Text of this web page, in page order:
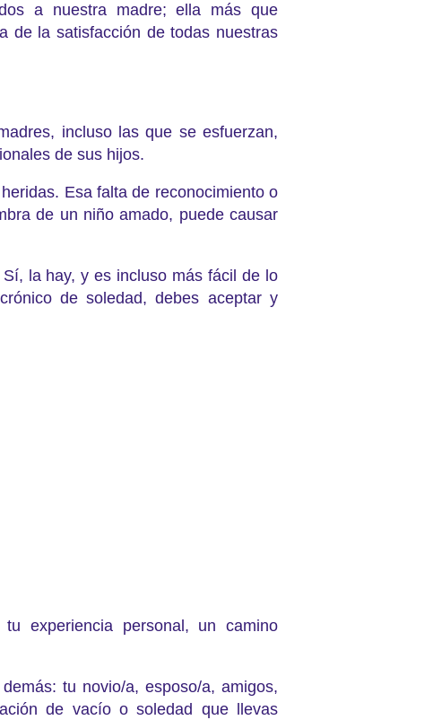
a nuestra madre; ella más que
de la satisfacción de todas nuestras
incluso las que se esfuerzan,
de sus hijos.
Esa falta de reconocimiento o
de un niño amado, puede causar
la hay, y es incluso más fácil de lo
de soledad, debes aceptar y
experiencia personal, un camino
tu novio/a, esposo/a, amigos,
de vacío o soledad que llevas